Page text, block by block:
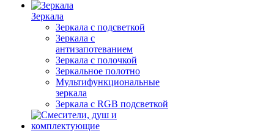
Зеркала
Зеркала с подсветкой
Зеркала с
антизапотеванием
Зеркала с полочкой
Зеркальное полотно
Мультифункциональные
зеркала
Зеркала c RGB подсветкой